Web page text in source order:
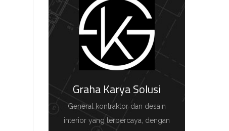
Graha Karya Solusi
General kontraktor dan desain
interior yang terpercaya, dengan